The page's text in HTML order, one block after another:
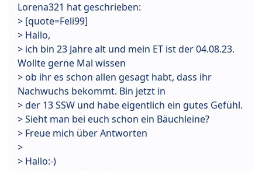
Lorena321 hat geschrieben:
> [quote=Feli99]
> Hallo,
> ich bin 23 Jahre alt und mein ET ist der 04.08.23.
Wollte gerne Mal wissen
> ob ihr es schon allen gesagt habt, dass ihr
Nachwuchs bekommt. Bin jetzt in
> der 13 SSW und habe eigentlich ein gutes Gefühl.
> Sieht man bei euch schon ein Bäuchleine?
> Freue mich über Antworten
>
> Hallo:-)